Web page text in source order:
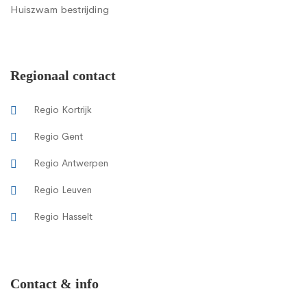
Huiszwam bestrijding
Regionaal contact
Regio Kortrijk
Regio Gent
Regio Antwerpen
Regio Leuven
Regio Hasselt
Contact & info